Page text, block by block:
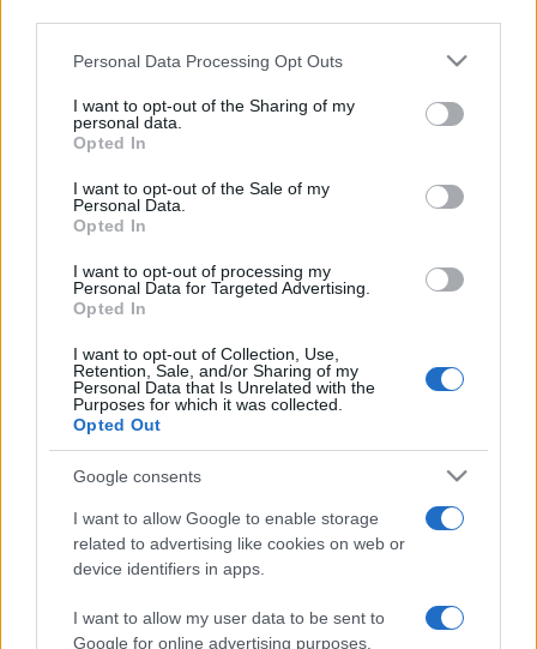
Please note that this website/app uses one or more Google
not limited to your visit or usage behaviour. You may click to
grant or deny consent to Google and its third-party tags to
use your data for below specified purposes in below Google
consent section.
Personal Data Processing Opt Outs
I want to opt-out of the Sharing of my
personal data.
Opted In
I want to opt-out of the Sale of my
Personal Data.
Opted In
I want to opt-out of processing my
Personal Data for Targeted Advertising.
Opted In
I want to opt-out of Collection, Use,
Retention, Sale, and/or Sharing of my
Personal Data that Is Unrelated with the
Purposes for which it was collected.
Opted Out
Google consents
I want to allow Google to enable storage
related to advertising like cookies on web or
device identifiers in apps.
I want to allow my user data to be sent to
Google for online advertising purposes.
További előadások a Komédiumban: 2005. április 17., május
#8220;Mi vigasztalhatja azt, ki kedvesét elveszti? Mi a
nőt, ki férjét temeti el, kivel eggyé olvadtnak hitte saját
életét, kiért boldogságát, mindenét oly örömest
mindenség nélküle."
http://www.patkahelena.ini.hu
Jegyek elővételben kaphatók a Komédium jegyirodájában:
332-5967, 269-5631
Nyitva: H: 14-18 óráig, K-P: 14-19 óráig
Patka Heléna